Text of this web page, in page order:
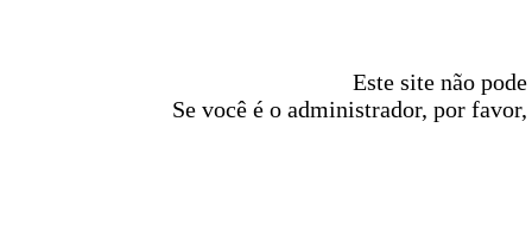
Este site não
Se você é o administrador, por